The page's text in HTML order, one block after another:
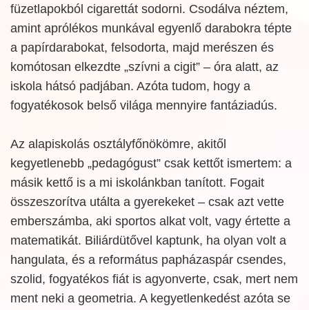
füzetlapokból cigarettát sodorni. Csodálva néztem,
amint aprólékos munkával egyenlő darabokra tépte
a papírdarabokat, felsodorta, majd merészen és
komótosan elkezdte „szívni a cigit” – óra alatt, az
iskola hátsó padjában. Azóta tudom, hogy a
fogyatékosok belső világa mennyire fantáziadús.
Az alapiskolás osztályfőnökömre, akitől
kegyetlenebb „pedagógust” csak kettőt ismertem: a
másik kettő is a mi iskolánkban tanított. Fogait
összeszorítva utálta a gyerekeket – csak azt vette
emberszámba, aki sportos alkat volt, vagy értette a
matematikát. Biliárdütővel kaptunk, ha olyan volt a
hangulata, és a református papházaspár csendes,
szolid, fogyatékos fiát is agyonverte, csak, mert nem
ment neki a geometria. A kegyetlenkedést azóta se